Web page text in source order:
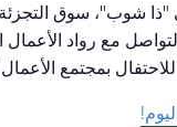
مع رواد
بمجتمع